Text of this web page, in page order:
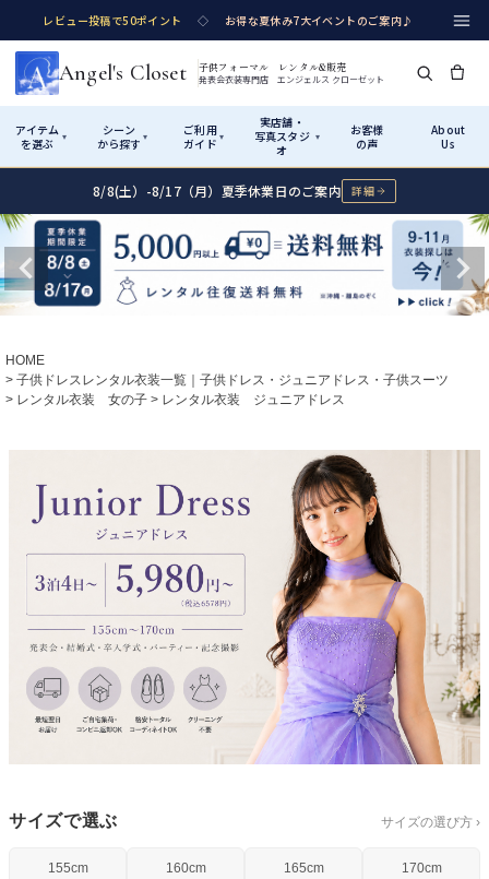
レビュー投稿で50ポイント ◇ お得な夏休み7大イベントのご案内♪
Angel's Closet 子供フォーマル レンタル&販売
発表会衣装専門店 エンジェルス クローゼット
アイテム
を選ぶ
▾
シーン
から探す ▾
ご利用
ガイド ▾
実店舗・
写真スタジ
オ
▾
お客様
の声
About
Us
Shop by Category アイテムから探す
カテゴリ詳細→ サイズで選ぶ →
Rentalレンタル
女の子ドレス 男の子スーツ
七五三着物 シューズ
小物・アクセ パニエ
アウター レディース
Sale販売
Shop by Occasion シーンから探す
性別・サイズで絞り込む→
Season Best
Recital & Concours
発表会・コンクール
舞台で輝くステージ衣装
Wedding
結婚式
フラワーガール・リングボーイ・ゲ
スト
卒業式・入学式
How It Works ご利用ガイド
Startはじめに
01
02 サイズの選び方
創業2003年からの想い
レンタル
04 レンタルのご案内
予約・配送・返却・料金
05 レンタルの流れ
4ステップで簡単
06 あんしんパック
販売・共通のご案内
Visit Us 実店舗・写真スタジオ
実店舗 つくば店
Tsukuba Boutique
〒 茨城県土浦市大町14-16-1F
営業 10:00–18:00（完全予約制）
定休 月曜日
8/8(土）-8/17（月）夏季休業日のご案内 詳細
HOME
子供ドレスレンタル衣装一覧｜子供ドレス・ジュニアドレス・子供スーツ
レンタル衣装 女の子
レンタル衣装 ジュニアドレス
サイズで選ぶ サイズの選び方 ›
155cm 160cm 165cm 170cm